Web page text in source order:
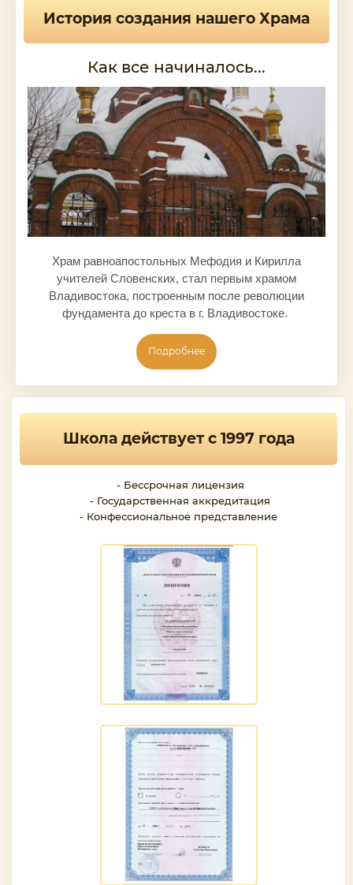
История создания нашего Храма
Как все начиналось...
Храм равноапостольных Мефодия и Кирилла
учителей Словенских, стал первым храмом
Владивостока, построенным после революции
фундамента до креста в г. Владивостоке.
Подробнее
Школа действует с 1997 года
- Бессрочная лицензия
- Государственная аккредитация
- Конфессиональное представление